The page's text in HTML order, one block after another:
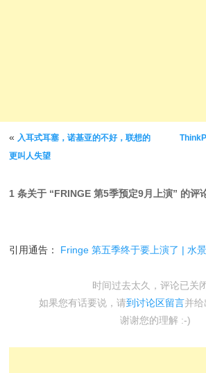
文章导航
« 入耳式耳塞，诺基亚的不好，联想的
更叫人失望
1 条关于 “FRINGE 第5季预定9月上演” 的评
引用通告： Fringe 第五季终于要上演了 | 水
时间过去太久，评论已关闭
如果您有话要说，请到讨论区留言并给
谢谢您的理解 :-)